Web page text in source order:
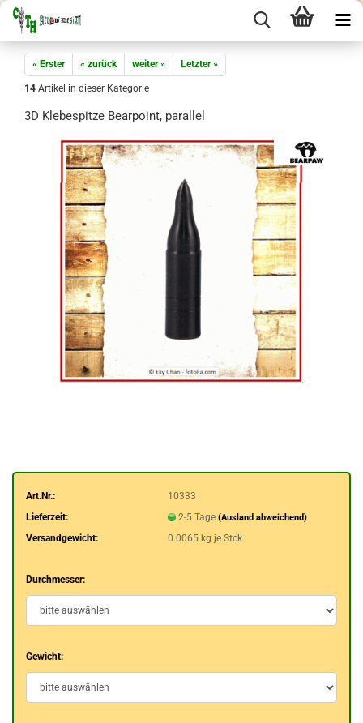
« Erster « zurück weiter » Letzter »
14 Artikel in dieser Kategorie
3D Klebespitze Bearpoint, parallel
Art.Nr.:
10333
Lieferzeit:
2-5 Tage (Ausland abweichend)
Versandgewicht: 0.0065 kg je Stck.
Durchmesser:
Gewicht: